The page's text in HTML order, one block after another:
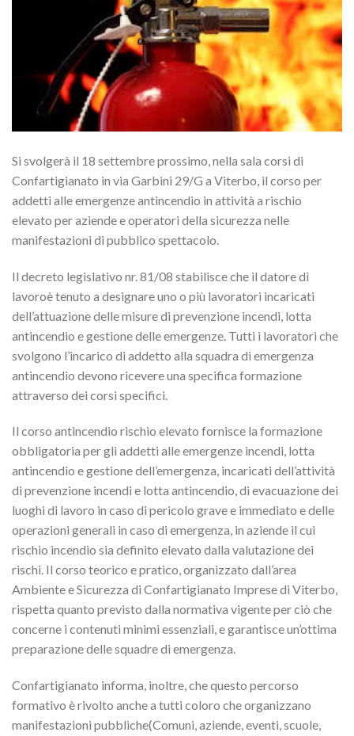
Si svolgerà il 18 settembre prossimo, nella sala corsi di
Confartigianato in via Garbini 29/G a Viterbo, il corso per
addetti alle emergenze antincendio in attività a rischio
elevato per aziende e operatori della sicurezza nelle
manifestazioni di pubblico spettacolo.
Il decreto legislativo nr. 81/08 stabilisce che il datore di
lavoroè tenuto a designare uno o più lavoratori incaricati
dell’attuazione delle misure di prevenzione incendi, lotta
antincendio e gestione delle emergenze. Tutti i lavoratori che
svolgono l’incarico di addetto alla squadra di emergenza
antincendio devono ricevere una specifica formazione
attraverso dei corsi specifici.
Il corso antincendio rischio elevato fornisce la formazione
obbligatoria per gli addetti alle emergenze incendi, lotta
antincendio e gestione dell’emergenza, incaricati dell’attività
di prevenzione incendi e lotta antincendio, di evacuazione dei
luoghi di lavoro in caso di pericolo grave e immediato e delle
operazioni generali in caso di emergenza, in aziende il cui
rischio incendio sia definito elevato dalla valutazione dei
rischi. Il corso teorico e pratico, organizzato dall’area
Ambiente e Sicurezza di Confartigianato Imprese di Viterbo,
rispetta quanto previsto dalla normativa vigente per ciò che
concerne i contenuti minimi essenziali, e garantisce un’ottima
preparazione delle squadre di emergenza.
Confartigianato informa, inoltre, che questo percorso
formativo è rivolto anche a tutti coloro che organizzano
manifestazioni pubbliche(Comuni, aziende, eventi, scuole,